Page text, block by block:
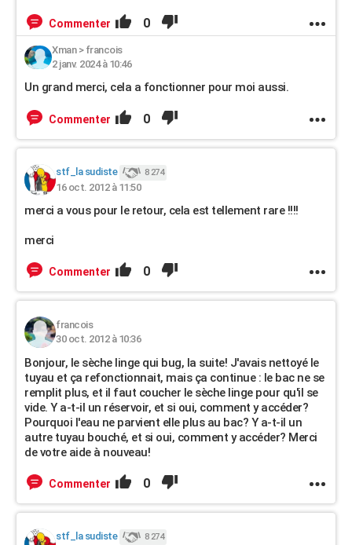
Commenter 0
Xman> francois
2 janv. 2024 à 10:46
Un grand merci, cela a fonctionner pour moi aussi.
Commenter 0
stf_la sudiste 8 274
16 oct. 2012 à 11:50
merci a vous pour le retour, cela est tellement rare !!!!
merci
Commenter 0
francois
30 oct. 2012 à 10:36
Bonjour, le sèche linge qui bug, la suite! J'avais nettoyé le
tuyau et ça refonctionnait, mais ça continue : le bac ne se
remplit plus, et il faut coucher le sèche linge pour qu'il se
vide. Y a-t-il un réservoir, et si oui, comment y accéder?
Pourquoi l'eau ne parvient elle plus au bac? Y a-t-il un
autre tuyau bouché, et si oui, comment y accéder? Merci
de votre aide à nouveau!
Commenter 0
stf_la sudiste 8 274